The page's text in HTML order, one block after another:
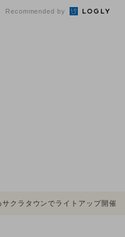
Recommended by
サクラタウンでライトアップ開催